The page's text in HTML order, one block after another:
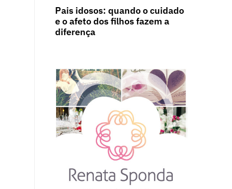
Pais idosos: quando o cuidado
e o afeto dos filhos fazem a
diferença